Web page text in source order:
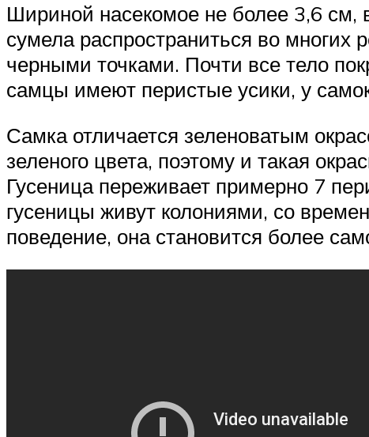
Шириной насекомое не более 3,6
сумела распространиться во
черными точками. Почти все тело
самцы имеют перистые усики, у
Самка отличается зеленоватым
зеленого цвета, поэтому и такая
Гусеница переживает примерно 7
гусеницы живут колониями, со
поведение, она становится более